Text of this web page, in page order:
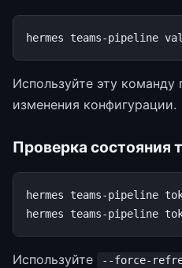
hermes teams-pipeline
Используйте эту команду
изменения конфигурации.
Проверка состояния
hermes teams-pipeline
hermes
teams-pipeline
Используйте --force-